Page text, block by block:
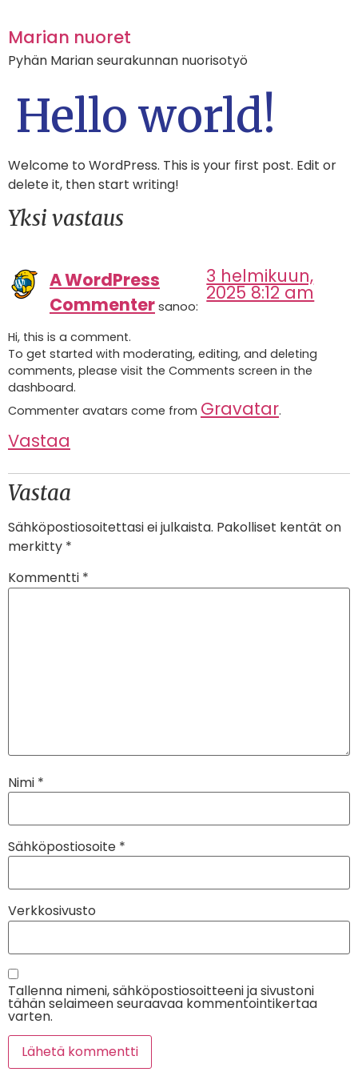
Marian nuoret
Pyhän Marian seurakunnan nuorisotyö
Hello world!
Welcome to WordPress. This is your first post. Edit or
delete it, then start writing!
Yksi vastaus
A WordPress
Commenter sanoo:
3 helmikuun,
2025 8:12 am
Hi, this is a comment.
To get started with moderating, editing, and deleting
comments, please visit the Comments screen in the
dashboard.
Commenter avatars come from Gravatar.
Vastaa
Vastaa
Sähköpostiosoitettasi ei julkaista. Pakolliset kentät on
merkitty *
Kommentti *
Nimi *
Sähköpostiosoite *
Verkkosivusto
Tallenna nimeni, sähköpostiosoitteeni ja sivustoni
tähän selaimeen seuraavaa kommentointikertaa
varten.